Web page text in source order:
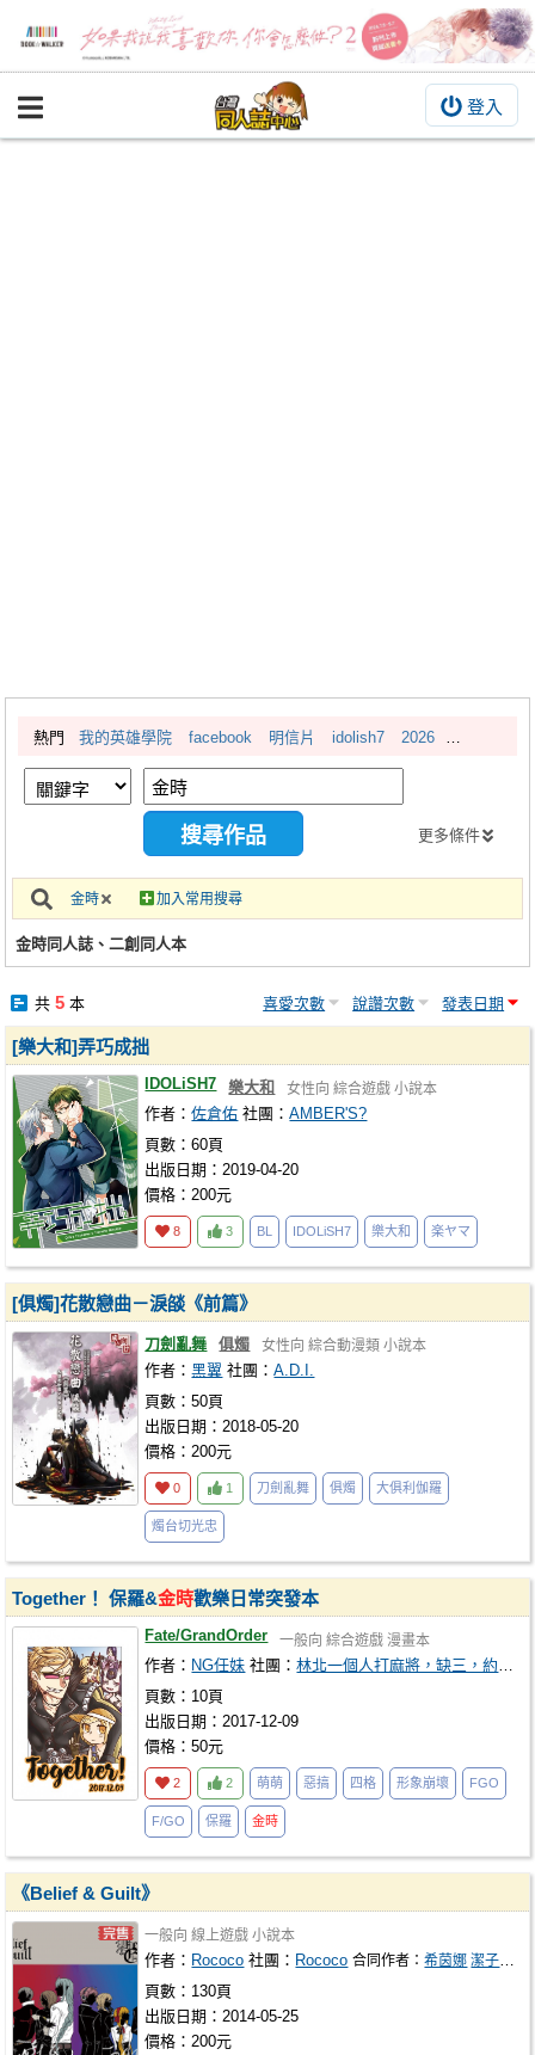
登入
BOOKY書集倉庫
繪圖藝廊
交流中心
攤位轉讓區
會員中心
註冊會員
熱門 我的英雄學院 facebook 明信片 idolish7 2026
更多條件
金時 加入常用搜尋
金時同人誌、二創同人本
共 5本 喜愛次數 說讚次數 發表日期
[樂大和]弄巧成拙
IDOLiSH7 樂大和 女性向 綜合遊戲 小說本
作者：佐倉佑 社團：AMBER'S?
頁數：60頁
出版日期：2019-04-20
價格：200元
8 3 BL IDOLiSH7 樂大和 楽ヤマ
[俱燭]花散戀曲－淚燄《前篇》
刀劍亂舞 俱燭 女性向 綜合動漫類 小說本
作者：黑翼 社團：A.D.I.
頁數：50頁
出版日期：2018-05-20
價格：200元
0 1 刀劍亂舞 俱燭 大俱利伽羅
燭台切光忠
Together！ 保羅&金時歡樂日常突發本
Fate/GrandOrder 一般向 綜合遊戲 漫畫本
作者： NG任妹 社團：林北一個人打麻將，缺三，約嗎？
頁數：10頁
出版日期：2017-12-09
價格：50元
2 2 萌萌 惡搞 四格 形象崩壞 FGO
F/GO 保羅 金時
《Belief & Guilt》
一般向 線上遊戲 小說本
作者： Rococo 社團： Rococo 合同作者：希茵娜 潔子花
頁數：130頁
出版日期：2014-05-25
價格：200元